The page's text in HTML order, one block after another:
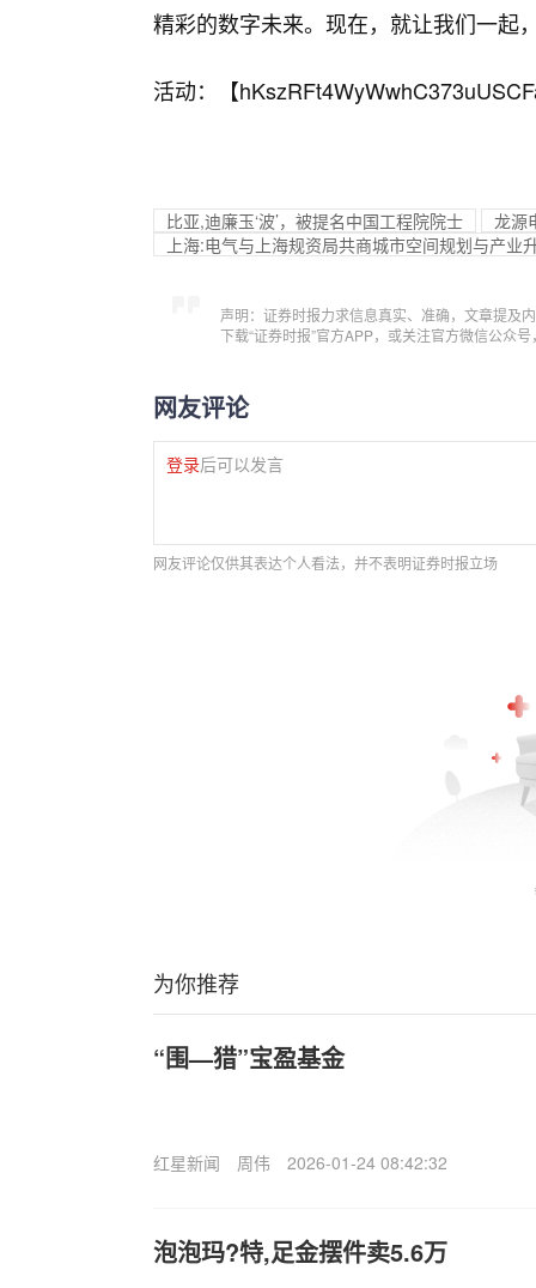
精彩的数字未来。现在，就让我们一起
活动：【
比亚,迪廉玉‘波’，被提名中国工程院院士
龙源
上海:电气与上海规资局共商城市空间规划与产业
声明：证券时报力求信息真实、准确，文章提及
下载“证券时报”官方APP，或关注官方微信公众
网友评论
登录后可以发言
网友评论仅供其表达个人看法，并不表明证券时报立场
为你推荐
“围—猎”宝盈基金
红星新闻 周伟 2026-01-24 08:42:32
泡泡玛?特,足金摆件卖5.6万